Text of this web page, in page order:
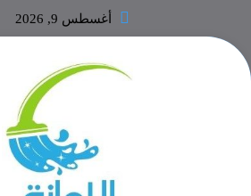
المحتوى
أغسطس 9, 2026